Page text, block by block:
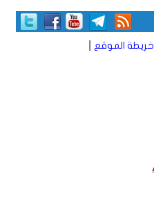
خريطة الموقع